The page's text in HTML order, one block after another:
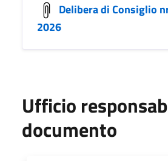
Delibera di Consiglio
2026
Ufficio
documento